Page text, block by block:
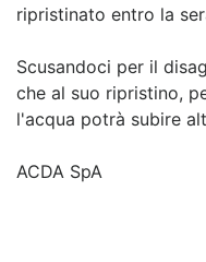
ripristinato entro la
Scusandoci per il
che al suo ripristino,
l'acqua potrà subire
ACDA SpA